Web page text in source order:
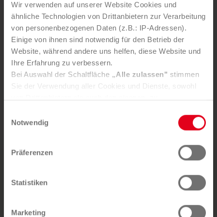
Wir verwenden auf unserer Website Cookies und
ähnliche Technologien von Drittanbietern zur Verarbeitung
von personenbezogenen Daten (z.B.: IP-Adressen).
Einige von ihnen sind notwendig für den Betrieb der
Website, während andere uns helfen, diese Website und
Ihre Erfahrung zu verbessern.
Bei Auswahl der Schaltfläche „Alle zulassen" stimmen
Sie der Verwendung aller Cookies und Dienste, sowohl
selbst zu entscheiden, welche Cookies-Setzung Sie
Selbstverständlich können Sie über Consent Button in
der linken unteren Ecke die gesetzte Zustimmung
Nähere Informationen finden Sie in unserer
finden Sie
Notwendig
Präferenzen
Statistiken
Marketing
Alles aus einer Hand
24/7 Notdienst
+43 (0) 59 800 5000
(Steiermark, Kärnten, Wien, Niederösterreich,
Burgenland)
Sie möchten diesen Service nutzen?